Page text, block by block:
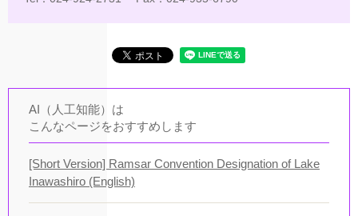
AI（人工知能）は
こんなページをおすすめします
[Short Version] Ramsar Convention Designation of Lake
Inawashiro (English)